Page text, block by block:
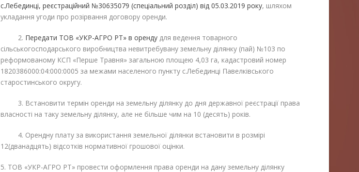
с.Лебединці, реєстраційний №30635079 (спеціальний розділ) від 05.03.2019 року, шляхом
укладання угоди про розірвання договору оренди.
2. Передати ТОВ «УКР-АГРО РТ» в оренду для ведення товарного
сільськогосподарського виробництва невитребувану земельну ділянку (пай) №103 по
реформованому КСП «Перше Травня» загальною площею 4,03 га, кадастровий номер
1820386000:04:000:0005 за межами населеного пункту с.Лебединці Павелківського
старостинського округу.
3. Встановити термін оренди на земельну ділянку до дня державної реєстрації права
власності на таку земельну ділянку, але не більше чим на 10 (десять) років.
4. Орендну плату за використання земельної ділянки встановити в розмірі
12(дванадцять) відсотків нормативної грошової оцінки.
5. ТОВ «УКР-АГРО РТ» провести оформлення права оренди на дану земельну ділянку